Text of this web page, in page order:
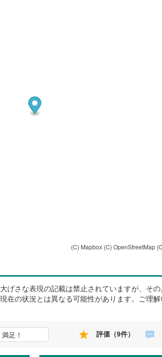
(C) Mapbox (C) OpenStreetMap
げさな表現の記載は禁止されていますが、そ
在の状況とは異なる可能性があります。ご理
満足！ 評価（9件）